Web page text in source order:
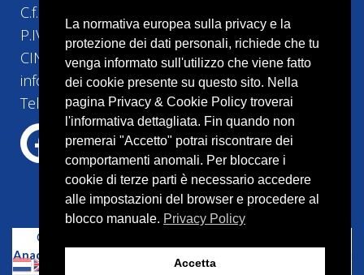
C.f. NRNCST74H5H5010
P.IVA 10493161219
CIN IT063004B42HRGVIGV
info@bebvillacristina.it
Tel:+39 328 4524 258
Copyright © 2023 –
Anacapri
La normativa europea sulla privacy e la
protezione dei dati personali, richiede che tu
venga informato sull'utilizzo che viene fatto
dei cookie presente su questo sito. Nella
pagina Privacy & Cookie Policy troverai
l'informativa dettagliata. Fin quando non
premerai "Accetto" potrai riscontrare dei
comportamenti anomali. Per bloccare i
cookie di terze parti è necessario accedere
alle impostazioni del browser e procedere al
blocco manuale. Privacy Policy
Accetta